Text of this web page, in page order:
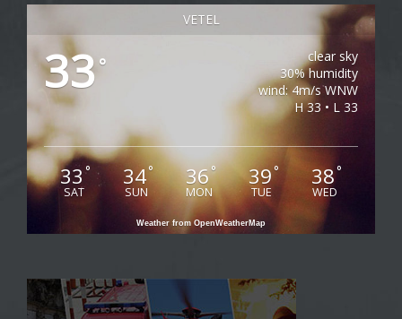
VETEL
33°
clear sky
30% humidity
wind: 4m/s WNW
H 33 • L 33
33 °
SAT
34°
SUN
36°
MON
39°
TUE
38°
WED
Weather from OpenWeatherMap